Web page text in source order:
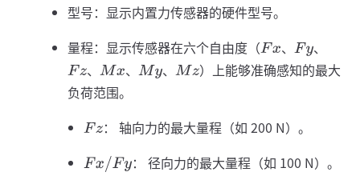
型号：显示内置力传感器的硬件型号。
量程：显示传感器在六个自由度（Fx 、 Fy 、
Fz 、 Mx 、 My 、Mz ）上能够准确感知的最大
负荷范围。
Fz ： 轴向力的最大量程（如 200 N）。
Fx/Fy
： 径向力的最大量程（如 100 N）。